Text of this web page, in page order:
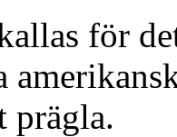
för
prägla.